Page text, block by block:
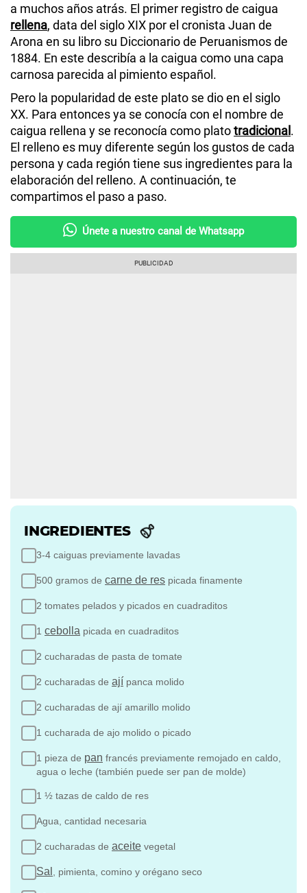
a muchos años atrás. El primer registro de caigua
rellena, data del siglo XIX por el cronista Juan de
Arona en su libro su Diccionario de Peruanismos de
1884. En este describía a la caigua como una capa
carnosa parecida al pimiento español.
Pero la popularidad de este plato se dio en el siglo
XX. Para entonces ya se conocía con el nombre de
caigua rellena y se reconocía como platotradicional.
El relleno es muy diferente según los gustos de cada
persona y cada región tiene sus ingredientes para la
elaboración del relleno. A continuación, te
compartimos el paso a paso.
Únete a nuestro canal de Whatsapp
INGREDIENTES
3-4 caiguas previamente lavadas
500 gramos de carne de res picada finamente
2 tomates pelados y picados en cuadraditos
1 cebolla picada en cuadraditos
2 cucharadas de pasta de tomate
2 cucharadas de ají panca molido
2 cucharadas de ají amarillo molido
1 cucharada de ajo molido o picado
1 pieza de pan francés previamente remojado en caldo,
agua o leche (también puede ser pan de molde)
1 ½ tazas de caldo de res
Agua, cantidad necesaria
2 cucharadas de aceite vegetal
Sal , pimienta, comino y orégano seco